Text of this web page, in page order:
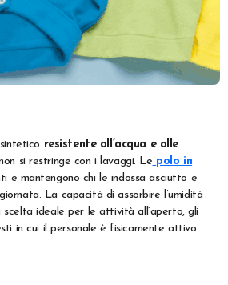
resistente all’acqua e alle
si restringe con i lavaggi. Le polo in
e mantengono chi le indossa asciutto e
La capacità di assorbire l’umidità
ideale per le attività all’aperto, gli
in cui il personale è fisicamente attivo.